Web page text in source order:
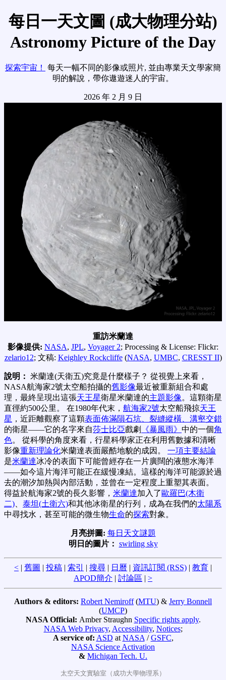
每日一天文圖 (成大物理分站)
Astronomy Picture of the Day
探索宇宙！
每天一幅不同的影像或照片, 並由專業天文學家簡
明的解說，帶你遨遊迷人的宇宙。
2026 年 2 月 9 日
重訪米蘭達
影像提供: NASA, JPL, Voyager 2; Processing & License: Flickr:
zelario12; 文稿: Keighley Rockcliffe(NASA, UMBC, CRESST II)
說明： 米蘭達(天衛五)究竟是什麼樣子？ 從視覺上來看，
NASA航海家2號太空船拍攝的舊影像最近被重新組合和處
理，最終呈現出這張天王星衛星米蘭達的主題影像。這顆衛星
直徑約500公里。 在1980年代末， 航海家2號太空船飛掠天王
星 ，近距離觀察了這顆表面佈滿隕石坑、裂縫縱橫、溝壑交錯
的衛星——它的名字來自莎士比亞戲劇 《暴風雨》 中的一個角
色。 從科學的角度來看，行星科學家正在利用舊數據和清晰
影像重新理論化米蘭達表面嚴酷地貌的成因。 一項主要結論
是米蘭達冰冷的表面下可能曾經存在一片廣闊的液態水海洋
——如今這片海洋可能正在緩慢凍結。這樣的海洋可能源於過
去的潮汐加熱與內部活動，並曾在一定程度上重塑其表面。
得益於航海家2號的長久影響， 米蘭達加入了 歐羅巴(木衛
二)
泰坦(土衛六)和其他冰衛星的行列，成為在我們的太陽系
中尋找水，甚至可能的微生物生命的探索對象。
月亮拼圖: 每日天文謎題
明日的圖片： swirling sky
< | 舊圖 | 投稿 | 索引 | 搜尋 | 日曆 | 資訊訂閱 (RSS) | 教育 |
APOD簡介 | 討論區 | >
Authors & editors: Robert Nemiroff(MTU) & Jerry Bonnell
(UMCP)
NASA Official: Amber Straughn Specific rights apply.
NASA Web Privacy, Accessibility, Notices;
A service of: ASD at NASA /GSFC,
NASA Science Activation
& Michigan Tech. U.
太空天文實驗室（成功大學物理系）